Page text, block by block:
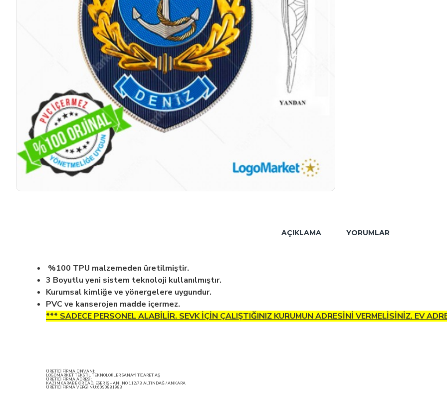
AÇIKLAMA YORUMLAR
%100 TPU malzemeden üretilmiştir.
3 Boyutlu yeni sistem teknoloji kullanılmıştır.
Kurumsal kimliğe ve yönergelere uygundur.
PVC ve kanserojen madde içermez.
*** SADECE PERSONEL ALABİLİR. SEVK İÇİN ÇALIŞTIĞINIZ KURUMUN ADRESİNİ VERMELİSİNİZ. EV
ÜRETİCİ FİRMA ÜNVANI:
LOGOMARKET TEKSTİL TEKNOLOJİLER SANAYİ TİCARET AŞ
ÜRETİCİ FİRMA ADRESİ :
KAZIMKARABEKİR CAD. ESER İŞHANI NO 112/73 ALTINDAĞ / ANKARA
ÜRETİCİ FİRMA VERGİ NU:6090881983